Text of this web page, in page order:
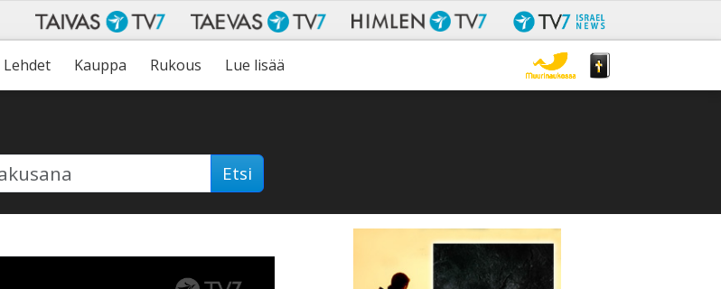
Lehdet Kauppa Rukous Lue lisää
Etsi